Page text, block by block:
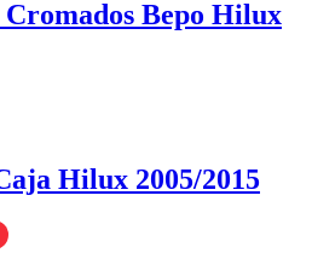
Bepo Hilux
Hilux 2005/2015